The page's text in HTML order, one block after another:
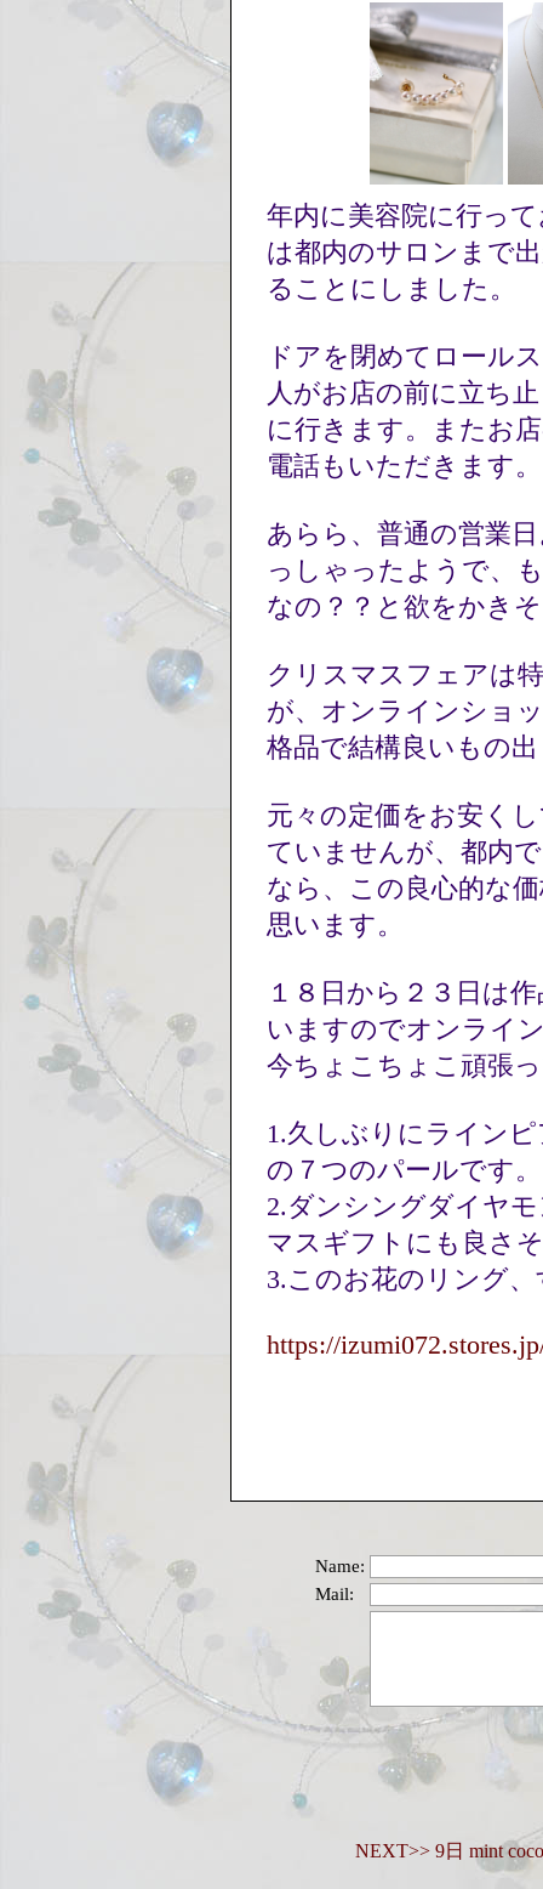
年内に美容院に行っ
は都内のサロンまで
ることにしました。
ドアを閉めてロール
人がお店の前に立ち
に行きます。またお
電話もいただきます
あらら、普通の営業
っしゃったようで、
なの？？と欲をかき
クリスマスフェアは
が、オンラインショ
格品で結構良いもの
元々の定価をお安く
ていませんが、都内
なら、この良心的な
思います。
１８日から２３日は
いますのでオンライ
今ちょこちょこ頑張
1.久しぶりにライン
の７つのパールです
2.ダンシングダイヤ
マスギフトにも良さ
3.このお花のリング
https://
Name:
Mail:
NEXT>> 9日 mint